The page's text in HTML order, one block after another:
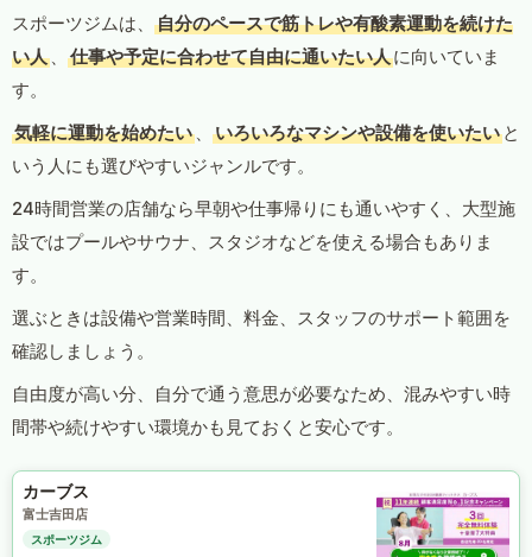
スポーツジムは、
自分のペースで筋トレや有酸素運動を続けた
い人 、 仕事や予定に合わせて自由に通いたい人に向いていま
す。
気軽に運動を始めたい 、 いろいろなマシンや設備を使いたい と
いう人にも選びやすいジャンルです。
24時間営業の店舗なら早朝や仕事帰りにも通いやすく、大型施
設ではプールやサウナ、スタジオなどを使える場合もありま
す。
選ぶときは設備や営業時間、料金、スタッフのサポート範囲を
確認しましょう。
自由度が高い分、自分で通う意思が必要なため、混みやすい時
間帯や続けやすい環境かも見ておくと安心です。
カーブス
富士吉田店
スポーツジム